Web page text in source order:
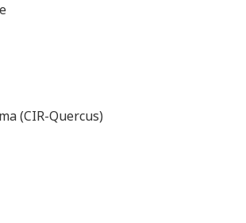
(CIR-Quercus)